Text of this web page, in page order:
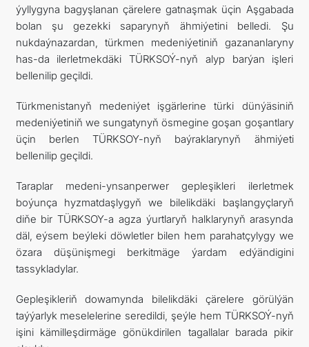
ýyllygyna bagyşlanan çärelere gatnaşmak üçin Aşgabada
bolan şu gezekki saparynyň ähmiýetini belledi. Şu
nukdaýnazardan, türkmen medeniýetiniň gazananlaryny
has-da ilerletmekdäki TÜRKSOÝ-nyň alyp barýan işleri
bellenilip geçildi.
Türkmenistanyň medeniýet işgärlerine türki dünýäsiniň
medeniýetiniň we sungatynyň ösmegine goşan goşantlary
üçin berlen TÜRKSOY-nyň baýraklarynyň ähmiýeti
bellenilip geçildi.
Taraplar medeni-ynsanperwer gepleşikleri ilerletmek
boýunça hyzmatdaşlygyň we bilelikdäki başlangyçlaryň
diňe bir TÜRKSOY-a agza ýurtlaryň halklarynyň arasynda
däl, eýsem beýleki döwletler bilen hem parahatçylygy we
özara düşünişmegi berkitmäge ýardam edýändigini
tassykladylar.
Gepleşikleriň dowamynda bilelikdäki çärelere görülýän
taýýarlyk meselelerine seredildi, şeýle hem TÜRKSOÝ-nyň
işini kämilleşdirmäge gönükdirilen tagallalar barada pikir